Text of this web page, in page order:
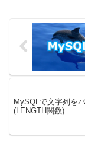
SQLはMySQLのバー
8.0.32を使って動作
MySQLで文字列を
(LENGTH関数)